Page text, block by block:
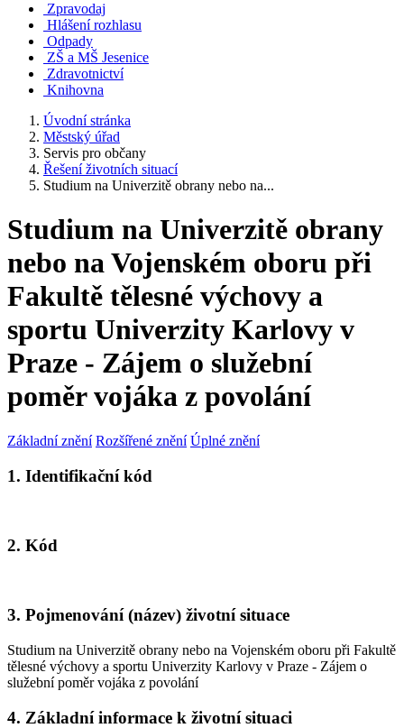
Zpravodaj
Hlášení rozhlasu
Odpady
ZŠ a MŠ Jesenice
Zdravotnictví
Knihovna
Úvodní stránka
Městský úřad
Servis pro občany
Řešení životních situací
Studium na Univerzitě obrany nebo na...
Studium na Univerzitě obrany
nebo na Vojenském oboru při
Fakultě tělesné výchovy a
sportu Univerzity Karlovy v
Praze - Zájem o služební
poměr vojáka z povolání
Základní znění Rozšířené znění Úplné znění
1. Identifikační kód
2. Kód
3. Pojmenování (název) životní situace
Studium na Univerzitě obrany nebo na Vojenském oboru při Fakultě
tělesné výchovy a sportu Univerzity Karlovy v Praze - Zájem o
služební poměr vojáka z povolání
4. Základní informace k životní situaci